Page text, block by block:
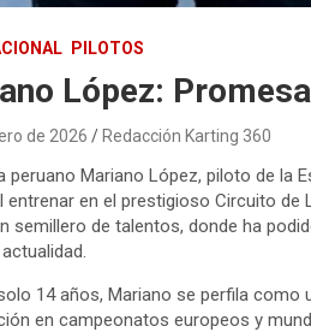
PILOTOS
López:
de 2026 Redacción Karting 360
peruano Mariano López, piloto de la
entrenar en el prestigioso Circuito
semillero de talentos, donde ha
14 años, Mariano se perfila como
en campeonatos europeos y